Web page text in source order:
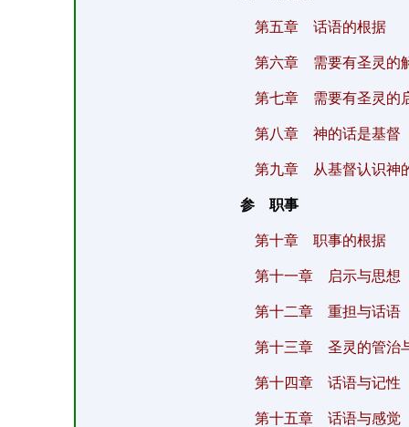
第五章 话语的根据
第六章 需要有圣灵的
第七章 需要有圣灵的
第八章 神的话是基督
第九章 从基督认识神
参 职事
第十章 职事的根据
第十一章 启示与思想
第十二章 重担与话语
第十三章 圣灵的管治
第十四章 话语与记性
第十五章 话语与感觉